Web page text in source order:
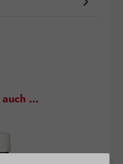
auch …